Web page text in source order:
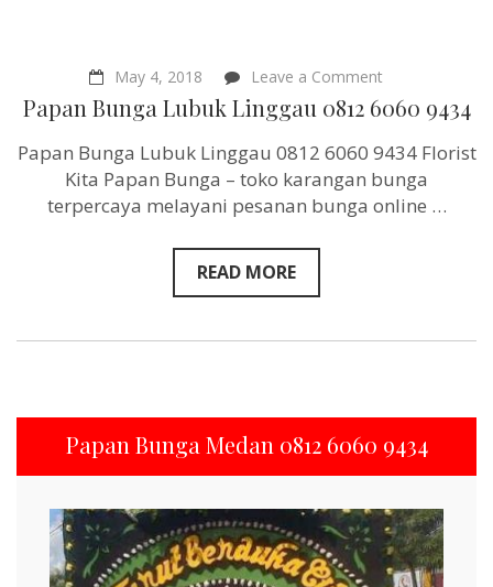
May 4, 2018 Leave a Commenton
Papan
Bunga
Linggau
6060
9434
Papan Bunga Lubuk Linggau 0812 6060 9434
Papan Bunga Lubuk Linggau 0812 6060 9434 Florist
Kita Papan Bunga – toko karangan bunga
terpercaya melayani pesanan bunga online …
READ MORE
Papan Bunga Medan 0812 6060 9434